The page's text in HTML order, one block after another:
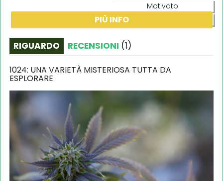
Motivato
PIÙ INFO
RIGUARDO RECENSIONI (1)
1024: UNA VARIETÀ MISTERIOSA TUTTA DA
ESPLORARE